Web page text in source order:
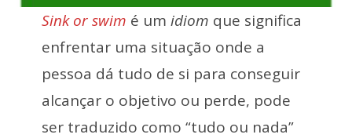
Sink or swim é um idiom que significa
enfrentar uma situação onde a
pessoa dá tudo de si para conseguir
alcançar o objetivo ou perde, pode
ser traduzido como “tudo ou nada”